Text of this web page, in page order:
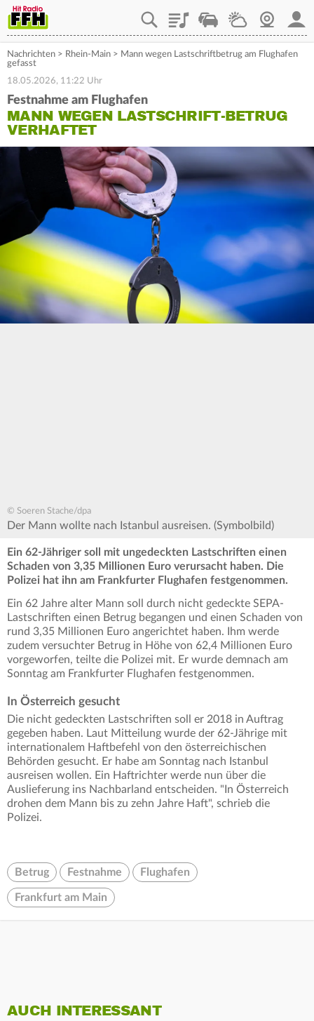
PlaylistStaupilotWetterWebcam
Nachrichten > Rhein-Main > Mann wegen Lastschriftbetrug am Flughafen
gefasst
18.05.2026, 11:22 Uhr
Festnahme am Flughafen
MANN WEGEN LASTSCHRIFT-BETRUG
VERHAFTET
© Soeren Stache/dpa
Der Mann wollte nach Istanbul ausreisen. (Symbolbild)
Ein 62-Jähriger soll mit ungedeckten Lastschriften einen
Schaden von 3,35 Millionen Euro verursacht haben. Die
Polizei hat ihn am Frankfurter Flughafen festgenommen.
Ein 62 Jahre alter Mann soll durch nicht gedeckte SEPA-
Lastschriften einen Betrug begangen und einen Schaden von
rund 3,35 Millionen Euro angerichtet haben. Ihm werde
zudem versuchter Betrug in Höhe von 62,4 Millionen Euro
vorgeworfen, teilte die Polizei mit. Er wurde demnach am
Sonntag am Frankfurter Flughafen festgenommen.
In Österreich gesucht
Die nicht gedeckten Lastschriften soll er 2018 in Auftrag
gegeben haben. Laut Mitteilung wurde der 62-Jährige mit
internationalem Haftbefehl von den österreichischen
Behörden gesucht. Er habe am Sonntag nach Istanbul
ausreisen wollen. Ein Haftrichter werde nun über die
Auslieferung ins Nachbarland entscheiden. "In Österreich
drohen dem Mann bis zu zehn Jahre Haft", schrieb die
Polizei.
Betrug Festnahme Flughafen
Frankfurt am Main
AUCH INTERESSANT